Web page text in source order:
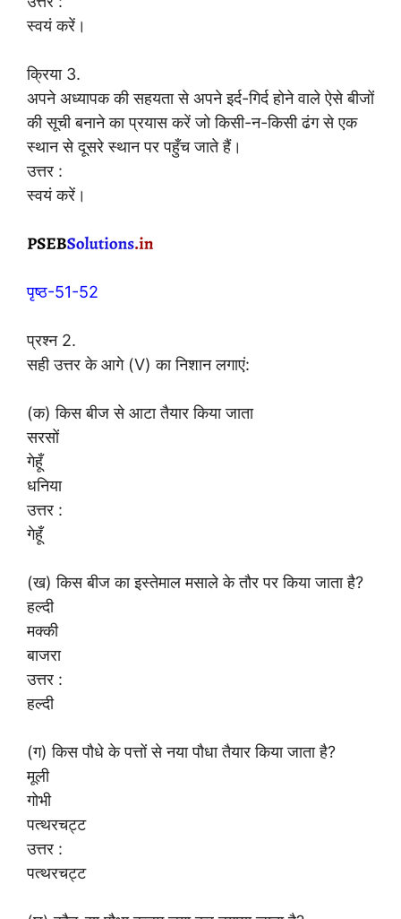
स्वयं करें।
क्रिया 3.
अपने अध्यापक की सहयता से अपने इर्द-गिर्द होने वाले ऐसे बीजों
की सूची बनाने का प्रयास करें जो किसी-न-किसी ढंग से एक
स्थान से दूसरे स्थान पर पहुँच जाते हैं।
उत्तर :
स्वयं करें।
पृष्ठ-51-52
प्रश्न 2.
सही उत्तर के आगे (V) का निशान लगाएं:
(क) किस बीज से आटा तैयार किया जाता
सरसों
गेहूँ
धनिया
उत्तर :
गेहूँ
(ख) किस बीज का इस्तेमाल मसाले के तौर पर किया जाता है?
हल्दी
मक्की
बाजरा
उत्तर :
हल्दी
(ग) किस पौधे के पत्तों से नया पौधा तैयार किया जाता है?
मूली
गोभी
पत्थरचट्ट
उत्तर :
पत्थरचट्ट